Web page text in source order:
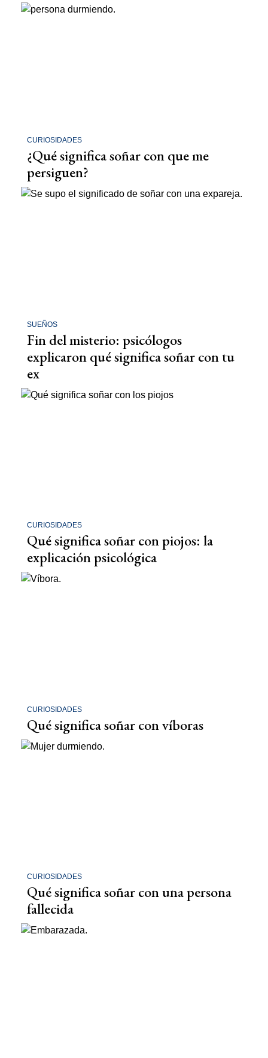
CURIOSIDADES
¿Qué significa soñar con que me
persiguen?
SUEÑOS
Fin del misterio: psicólogos
explicaron qué significa soñar con tu
ex
CURIOSIDADES
Qué significa soñar con piojos: la
explicación psicológica
CURIOSIDADES
Qué significa soñar con víboras
CURIOSIDADES
Qué significa soñar con una persona
fallecida